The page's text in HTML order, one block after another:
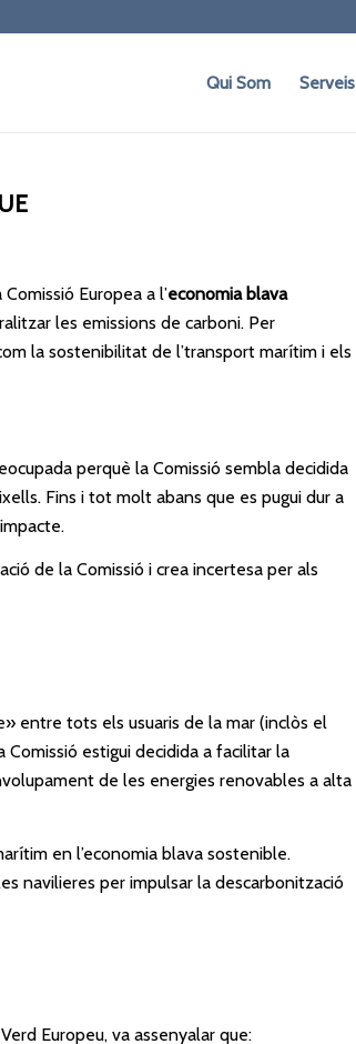
Qui Som Serveis
Europea a l’economia blava
les emissions de carboni. Per
la sostenibilitat de l’transport marítim i els
perquè la Comissió sembla decidida
Fins i tot molt abans que es pugui dur a
de la Comissió i crea incertesa per als
entre tots els usuaris de la mar (inclòs el
estigui decidida a facilitar la
de les energies renovables a alta
en l’economia blava sostenible.
navilieres per impulsar la descarbonització
Europeu, va assenyalar que: